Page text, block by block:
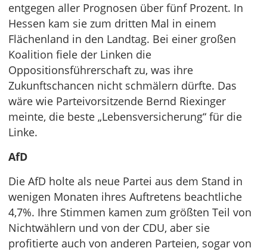
entgegen aller Prognosen über fünf Prozent. In
Hessen kam sie zum dritten Mal in einem
Flächenland in den Landtag. Bei einer großen
Koalition fiele der Linken die
Oppositionsführerschaft zu, was ihre
Zukunftschancen nicht schmälern dürfte. Das
wäre wie Parteivorsitzende Bernd Riexinger
meinte, die beste „Lebensversicherung“ für die
Linke.
AfD
Die AfD holte als neue Partei aus dem Stand in
wenigen Monaten ihres Auftretens beachtliche
4,7%. Ihre Stimmen kamen zum größten Teil von
Nichtwählern und von der CDU, aber sie
profitierte auch von anderen Parteien, sogar von